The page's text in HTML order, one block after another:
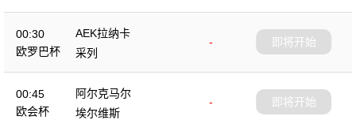
00:30
欧罗巴杯
AEK拉纳卡
-
采列
即将开始
00:45
欧会杯
阿尔克马尔
-
埃尔维斯
即将开始